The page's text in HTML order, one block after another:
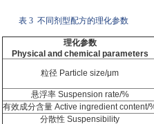
表 3 不同剂型配方的理化参数
理化参数
Physical and chemical parameters
粒径 Particle size/μm
悬浮率 Suspension rate/%
有效成分含量 Active ingredient content/
分散性 Suspensibility